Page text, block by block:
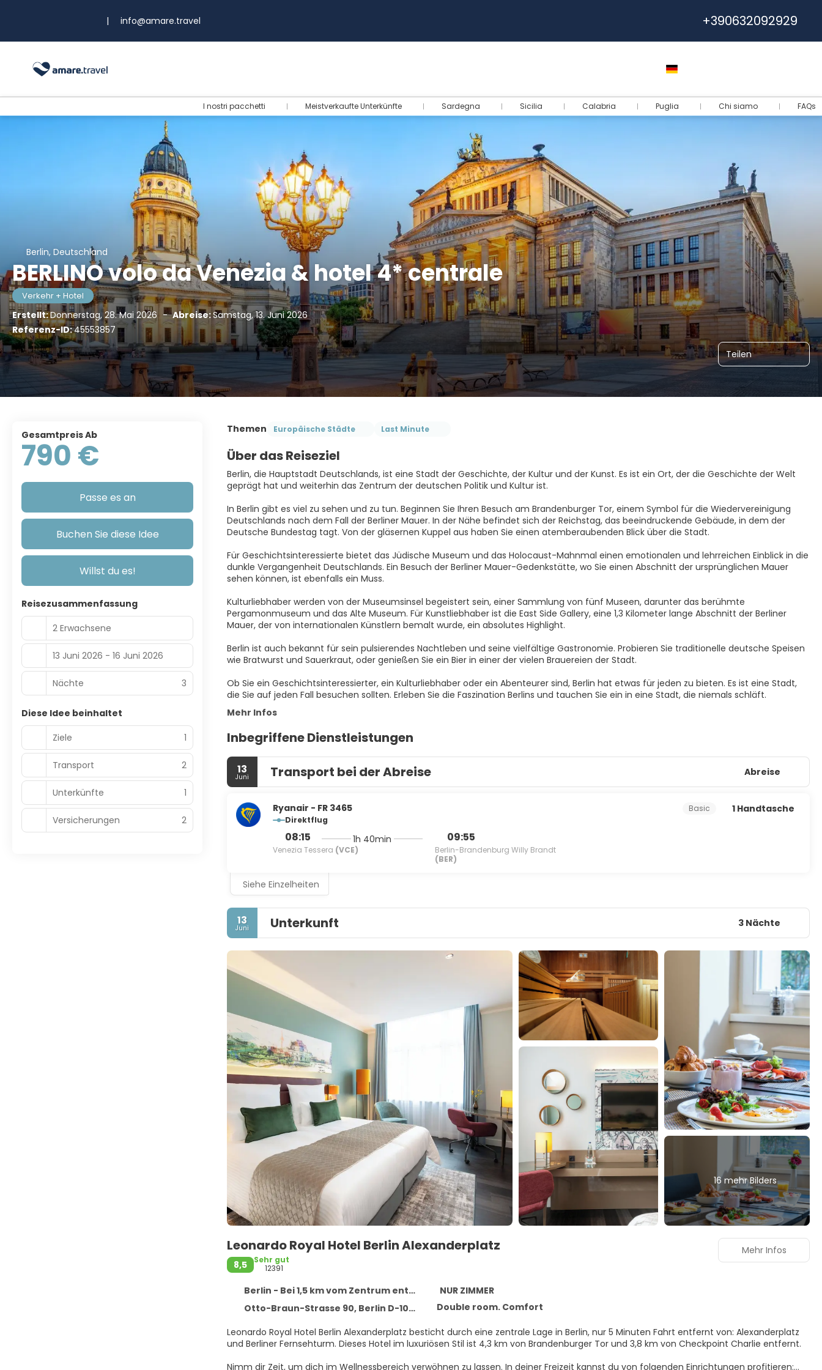
| info@amare.travel +390632092929
I nostri pacchetti Meistverkaufte Unterkünfte Sardegna Sicilia Calabria Puglia Chi siamo FAQs
Berlin, Deutschland
BERLINO volo da Venezia & hotel 4* centrale
Verkehr + Hotel
Erstellt:Donnerstag, 28. Mai 2026 - Abreise:Samstag, 13. Juni 2026
Referenz-ID:45553857
Teilen
Themen Europäische Städte Last Minute
Über das Reiseziel
Berlin, die Hauptstadt Deutschlands, ist eine Stadt der Geschichte, der Kultur und der Kunst. Es ist ein Ort, der die Geschichte der Welt
geprägt hat und weiterhin das Zentrum der deutschen Politik und Kultur ist.
In Berlin gibt es viel zu sehen und zu tun. Beginnen Sie Ihren Besuch am Brandenburger Tor, einem Symbol für die Wiedervereinigung
Deutschlands nach dem Fall der Berliner Mauer. In der Nähe befindet sich der Reichstag, das beeindruckende Gebäude, in dem der
Deutsche Bundestag tagt. Von der gläsernen Kuppel aus haben Sie einen atemberaubenden Blick über die Stadt.
Für Geschichtsinteressierte bietet das Jüdische Museum und das Holocaust-Mahnmal einen emotionalen und lehrreichen Einblick in die
dunkle Vergangenheit Deutschlands. Ein Besuch der Berliner Mauer-Gedenkstätte, wo Sie einen Abschnitt der ursprünglichen Mauer
sehen können, ist ebenfalls ein Muss.
Kulturliebhaber werden von der Museumsinsel begeistert sein, einer Sammlung von fünf Museen, darunter das berühmte
Pergamonmuseum und das Alte Museum. Für Kunstliebhaber ist die East Side Gallery, eine 1,3 Kilometer lange Abschnitt der Berliner
Mauer, der von internationalen Künstlern bemalt wurde, ein absolutes Highlight.
Berlin ist auch bekannt für sein pulsierendes Nachtleben und seine vielfältige Gastronomie. Probieren Sie traditionelle deutsche Speisen
wie Bratwurst und Sauerkraut, oder genießen Sie ein Bier in einer der vielen Brauereien der Stadt.
Ob Sie ein Geschichtsinteressierter, ein Kulturliebhaber oder ein Abenteurer sind, Berlin hat etwas für jeden zu bieten. Es ist eine Stadt,
die Sie auf jeden Fall besuchen sollten. Erleben Sie die Faszination Berlins und tauchen Sie ein in eine Stadt, die niemals schläft.
Mehr Infos
Inbegriffene Dienstleistungen
13
Juni Transport bei der Abreise Abreise
Ryanair - FR 3465
Direktflug
08:15
Venezia Tessera (VCE)
1h 40min 09:55
Berlin-Brandenburg Willy Brandt
(BER)
Basic 1 Handtasche
Siehe Einzelheiten
13
Juni Unterkunft 3 Nächte
16 mehr Bilders
Leonardo Royal Hotel Berlin Alexanderplatz
8,5
Sehr gut
12391
Berlin - Bei 1,5 km vom Zentrum entfernt
NUR ZIMMER
Otto-Braun-Strasse 90, Berlin D-10249
Double room. Comfort
Leonardo Royal Hotel Berlin Alexanderplatz besticht durch eine zentrale Lage in Berlin, nur 5 Minuten Fahrt entfernt von: Alexanderplatz
und Berliner Fernsehturm. Dieses Hotel im luxuriösen Stil ist 4,3 km von Brandenburger Tor und 3,8 km von Checkpoint Charlie entfernt.
Nimm dir Zeit, um dich im Wellnessbereich verwöhnen zu lassen. In deiner Freizeit kannst du von folgenden Einrichtungen profitieren:
Mehr Infos
Gesamtpreis Ab
790 €
Passe es an
Buchen Sie diese Idee
Willst du es!
Reisezusammenfassung
2 Erwachsene
13 Juni 2026 - 16 Juni 2026
Nächte 3
Diese Idee beinhaltet
Ziele
1
Transport 2
Unterkünfte 1
Versicherungen 2